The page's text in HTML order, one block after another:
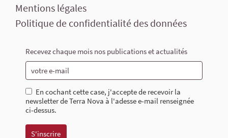
Mentions légales
Politique de confidentialité des données
Recevez chaque mois nos publications et actualités
En cochant cette case, j'accepte de recevoir la
newsletter de Terra Nova à l'adesse e-mail renseignée
ci-dessus.